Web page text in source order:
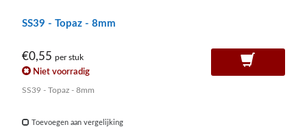
SS39 - Topaz - 8mm
€0,55 per stuk
Niet voorradig
SS39 - Topaz - 8mm
Toevoegen aan vergelijking